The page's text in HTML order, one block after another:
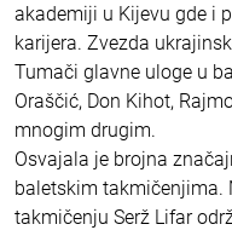
akademiji u Kijevu gde i
karijera. Zvezda
Tumači glavne uloge u
Oraščić, Don Kihot,
mnogim drugim.
Osvajala je brojna
baletskim takmičenjima.
takmičenju Serž Lifar